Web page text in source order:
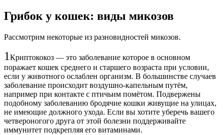
Грибок у кошек: виды микозов
Рассмотрим некоторые из разновидностей микозов.
1 Криптококоз — это заболевание которое в основном
поражает кошек среднего и старшего возраста при условии,
если у животного ослаблен организм. В большинстве случаев
заболевание происходит воздушно-капельным путём,
например при контакте с птичьим помётом. Подвержены
подобному заболеванию бродячие кошки живущие на улицах,
не имеющие должного ухода. Если вы хотите уберечь вашего
четвероногого друга от этой болезни поддерживайте
иммунитет подкрепляя его витаминами.